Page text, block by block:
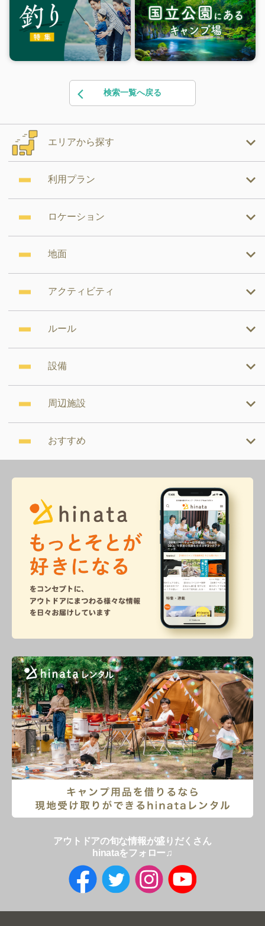
検索一覧へ戻る
エリアから探す
利用プラン
ロケーション
地面
アクティビティ
ルール
設備
周辺施設
おすすめ
アウトドアの旬な情報が盛りだくさん
hinataをフォロー♫